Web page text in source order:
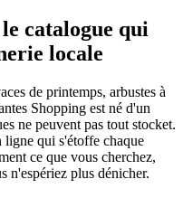
catalogue qui
locale
de printemps, arbustes à
Shopping est né d'un
ne peuvent pas tout stocket.
ligne qui s'étoffe chaque
ce que vous cherchez,
n'espériez plus dénicher.